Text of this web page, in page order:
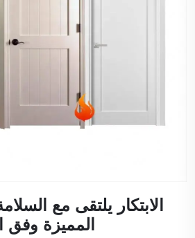
الابتكار يلتقى مع
المميزة وفق